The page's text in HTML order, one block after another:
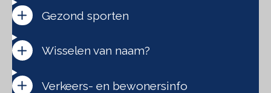
Gezond sporten
Wisselen van naam?
Verkeers- en bewonersinfo